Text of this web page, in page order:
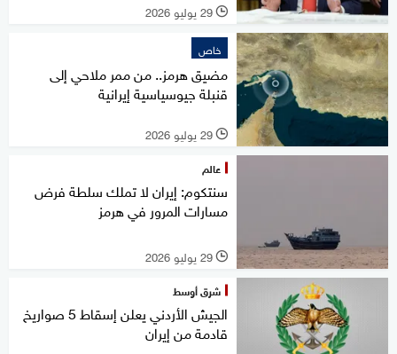
l 29 يوليو 2026
خاص
مضيق هرمز.. من ممر ملاحي إلى
قنبلة جيوسياسية إيرانية
l 29 يوليو 2026
عالم
سنتكوم: إيران لا تملك سلطة فرض
مسارات المرور في هرمز
l 29 يوليو 2026
شرق أوسط
الجيش الأردني يعلن إسقاط 5 صواريخ
قادمة من إيران